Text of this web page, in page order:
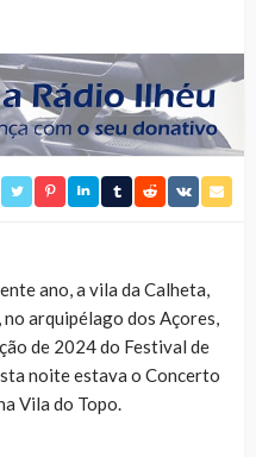
ano, a vila da Calheta,
arquipélago dos Açores,
de 2024 do Festival de
noite estava o Concerto
Vila do Topo.